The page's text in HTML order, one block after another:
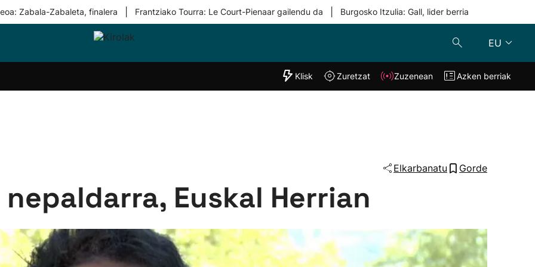
Zabala-Zabaleta, finalera Frantziako Tourra: Le Court-Pienaar gailendu da Burgosko Itzulia: Gall, lider berria
EU
Taldeak
"Helmuga"
Klisk Zuzenean
Klisk Zuretzat Zuzenean Azken berriak
Elkarbanatu Gorde
Euskal Herrian